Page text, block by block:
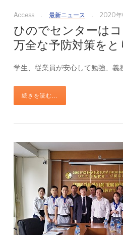
Access 最新ニュース 2020年
ひのでセンターは
万全な予防対策をと
学生、従業員が安心して勉強、義
続きを読む...